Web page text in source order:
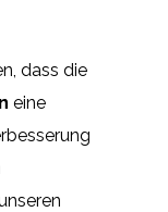
dass die
eine